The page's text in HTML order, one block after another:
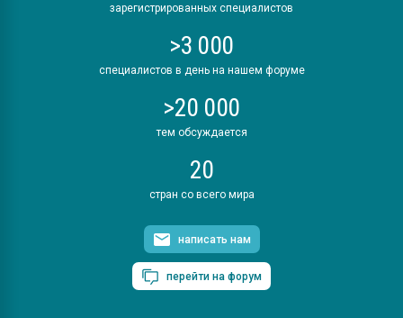
зарегистрированных специалистов
>3 000
специалистов в день на нашем форуме
>20 000
тем обсуждается
20
стран со всего мира
написать нам
перейти на форум